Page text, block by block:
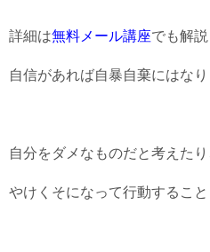
詳細は無料メール講座でも解説
自信があれば自暴自棄にはなり
自分をダメなものだと考えたり
やけくそになって行動すること